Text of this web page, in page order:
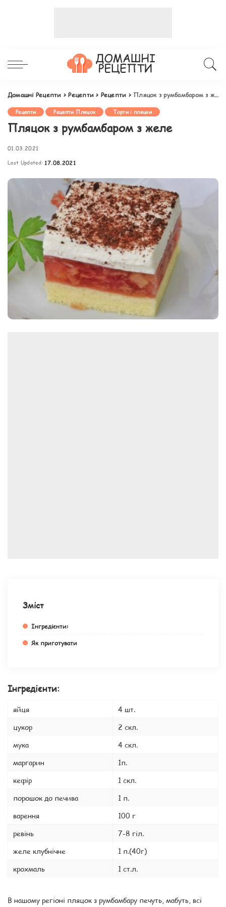
Домашні Рецепти >Рецепти > Рецепти >Пляцок з румбамбаром з желе
Рецепти Рецепти Пляцок Торти і пляцки
Пляцок з румбамбаром з желе
01.03.2021
Last Updated: 17.08.2021
Зміст
Інгредієнти:
Як приготувати
Інгредієнти:
яйця
4 шт.
цукор
2 скл.
мука
4 скл.
маргарин
1п.
кефір
1 скл.
порошок до печива
1 п.
варення
100 г
ревінь
7-8 гіл.
желе клубнічне
1 п.(40г)
крохмаль
1 ст.л.
В нашому регіоні пляцок з румбамбару печуть, мабуть, всі